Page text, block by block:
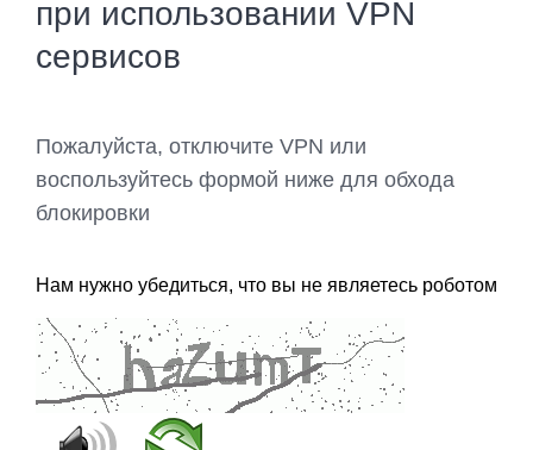
при использовании VPN
сервисов
Пожалуйста, отключите VPN или
воспользуйтесь формой ниже для обхода
блокировки
Нам нужно убедиться, что вы не являетесь роботом